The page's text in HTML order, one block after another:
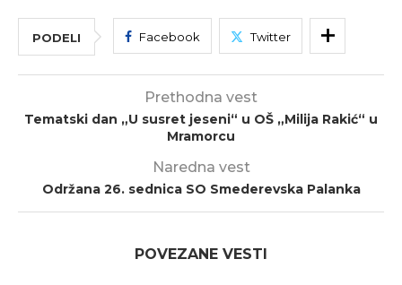
PODELI Facebook Twitter
Prethodna vest
Tematski dan „U susret jeseni“ u OŠ „Milija Rakić“ u
Mramorcu
Naredna vest
Održana 26. sednica SO Smederevska Palanka
POVEZANE VESTI